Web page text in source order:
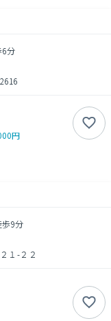
分
円
9分
１-２２